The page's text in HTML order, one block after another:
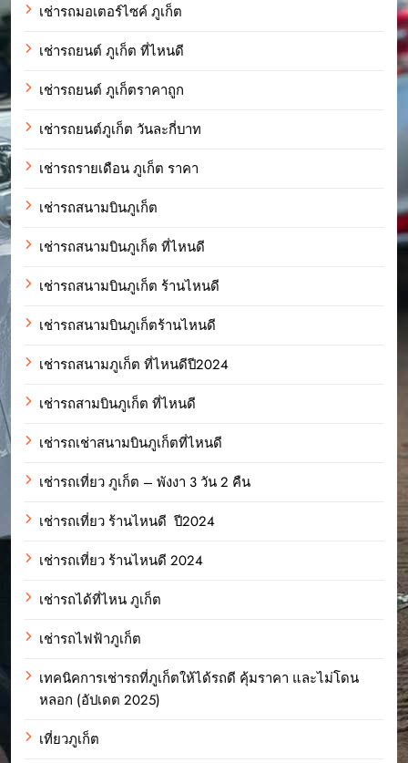
เช่ารถมอเตอร์ไซค์ ภูเก็ต
เช่ารถยนต์ ภูเก็ต ที่ไหนดี
เช่ารถยนต์ ภูเก็ตราคาถูก
เช่ารถยนต์ภูเก็ต วันละกี่บาท
เช่ารถรายเดือน ภูเก็ต ราคา
เช่ารถสนามบินภูเก็ต
เช่ารถสนามบินภูเก็ต ที่ไหนดี
เช่ารถสนามบินภูเก็ต ร้านไหนดี
เช่ารถสนามบินภูเก็ตร้านไหนดี
เช่ารถสนามภูเก็ต ที่ไหนดีปี2024
เช่ารถสามบินภูเก็ต ที่ไหนดี
เช่ารถเช่าสนามบินภูเก็ตที่ไหนดี
เช่ารถเที่ยว ภูเก็ต – พังงา 3 วัน 2 คืน
เช่ารถเที่ยว ร้านไหนดี ปี2024
เช่ารถเที่ยว ร้านไหนดี 2024
เช่ารถได้ที่ไหน ภูเก็ต
เช่ารถไฟฟ้าภูเก็ต
เทคนิคการเช่ารถที่ภูเก็ตให้ได้รถดี คุ้มราคา และไม่โดน
หลอก (อัปเดต 2025)
เที่ยวภูเก็ต